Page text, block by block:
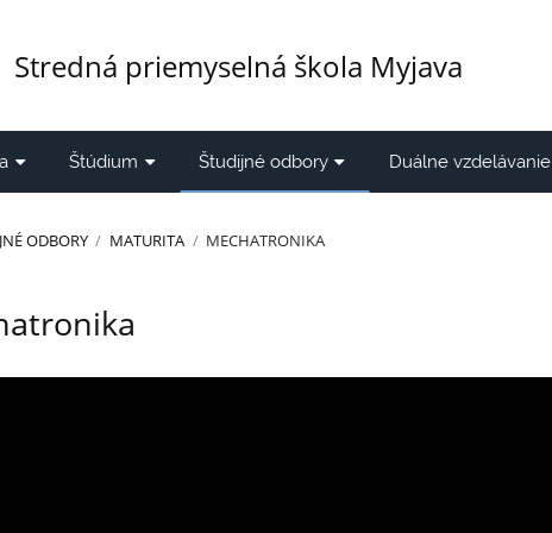
Stredná priemyselná škola Myjava
Štúdium Študijné odbory Duálne vzdelávanie
ODBORY / MATURITA / MECHATRONIKA